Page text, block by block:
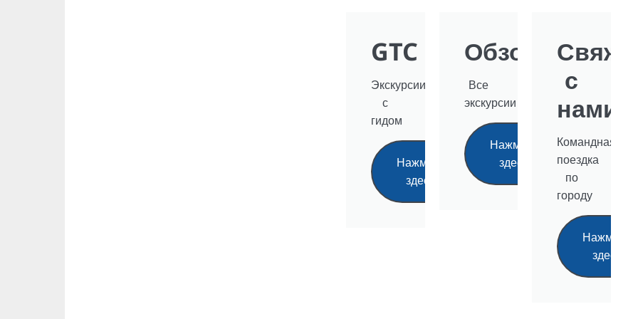
GTC
Экскурсии
с
гидом
Нажмите
здесь
Обзор
Все
экскурсии
Нажмите
здесь
с
нами
Командная
поездка
по
городу
Нажмите
здесь